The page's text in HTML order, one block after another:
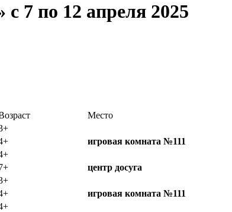
7 по 12 апреля 2025
Место
игровая комната №111
центр досуга
игровая комната №111